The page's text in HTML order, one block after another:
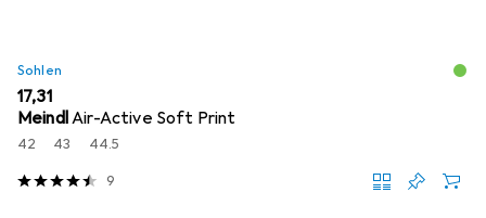
Sohlen
EUR
17,31
MeindlAir-Active Soft Print
42 43 44.5
9